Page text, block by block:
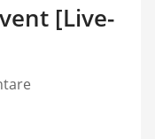
[Live-